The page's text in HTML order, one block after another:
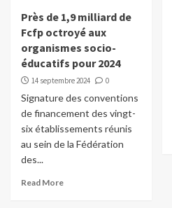
Près de 1,9 milliard de
Fcfp octroyé aux
organismes socio-
éducatifs pour 2024
14 septembre 2024 0
Signature des conventions
de financement des vingt-
six établissements réunis
au sein de la Fédération
des...
Read More